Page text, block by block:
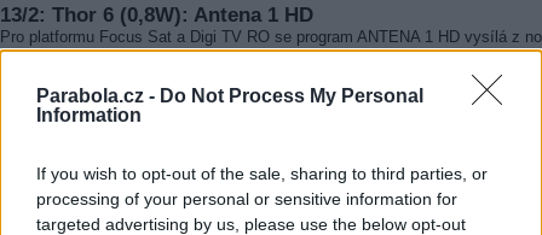
Parabola.cz - Do Not Process My Personal
Information
If you wish to opt-out of the sale, sharing to third parties, or
processing of your personal or sensitive information for
targeted advertising by us, please use the below opt-out
13/2: Thor 6 (0,8W): Antena 1 HD
Pro platformu Focus Sat a Digi TV RO se program ANTENA 1 HD vysílá z
freq. 11958/V (SR 28000, FEC 7/8). CA Conax + Nagra MA
12/2: Eutelsat 9B (9E): JimJam Middle East, JimJam Pan
European
9/2: Eutelsat 16A (16E): Toxic TV
Na freq. 11554/V (SR 30000, FEC 5/6, DVB-S2/8PSK) byla v paketu A1 HR